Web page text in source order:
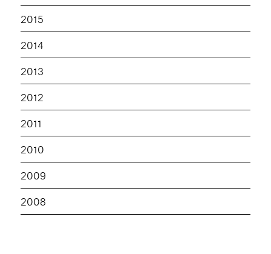
2015
2014
2013
2012
2011
2010
2009
2008